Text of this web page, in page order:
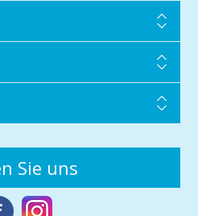
Sie uns